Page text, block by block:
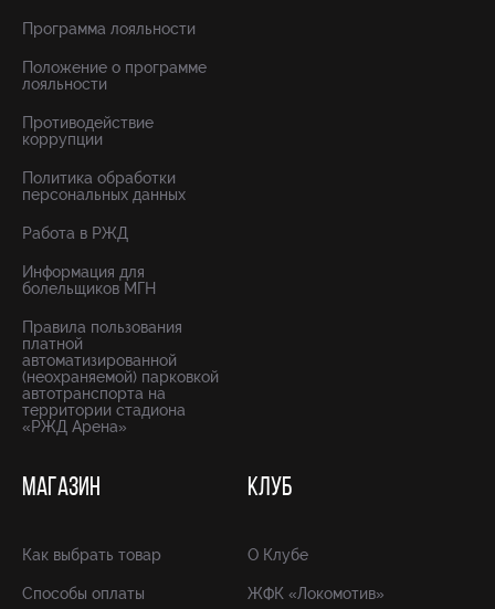
Программа лояльности
Положение о программе
лояльности
Противодействие
коррупции
Политика обработки
персональных данных
Работа в РЖД
Информация для
болельщиков МГН
Правила пользования
платной
автоматизированной
(неохраняемой) парковкой
автотранспорта на
территории стадиона
«РЖД Арена»
МАГАЗИН
Как выбрать товар
Способы оплаты
КЛУБ
О Клубе
ЖФК «Локомотив»